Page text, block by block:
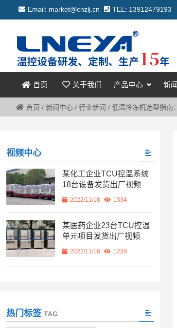
Email: market@cnzlj.cn TEL: 13912479193
首页 关于我们 产品中心 新
首页 / 新闻中心/ 行业新闻 / 低温冷冻机选型指南
视频中心
某化工企业TCU控温系统
18台设备发货出厂视频
2022/11/18 1334
某医药企业23台TCU控温
单元项目发货出厂视频
2022/11/18 1239
热门标签 TAG